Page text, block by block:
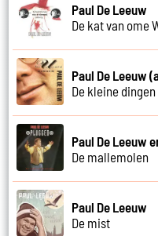
Paul De Leeuw
De kat van ome
Paul De Leeuw
De kleine dingen
Paul De Leeuw
De mallemolen
Paul De Leeuw
De mist